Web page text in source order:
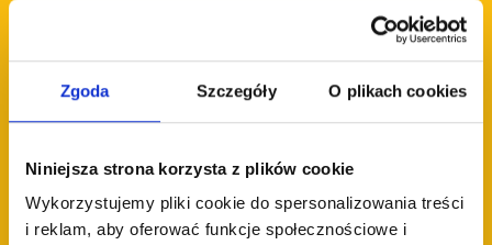
Zgoda Szczegóły O plikach cookies
Niniejsza strona korzysta z plików cookie
Wykorzystujemy pliki cookie do spersonalizowania treści
i reklam, aby oferować funkcje społecznościowe i
uczniowie rok urodzenia 2007 -2011
(bez uczniów powyżej rankingu 1600